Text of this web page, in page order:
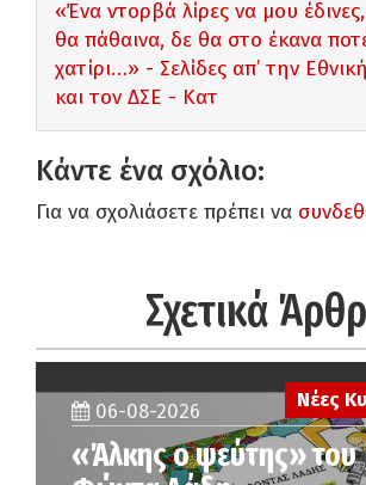
«Ένα ντορβά λίρες να μου
θα πάθαινα, δε θα στο έκανα
χατίρι…» - Σελίδες απ’ την
και τον ΔΣΕ - Κατ
Κάντε ένα σχόλιο:
Για να σχολιάσετε πρέπει να
Σχετικά
Νέες
06-08-2026
«Άλκης ο ψεύτης» του